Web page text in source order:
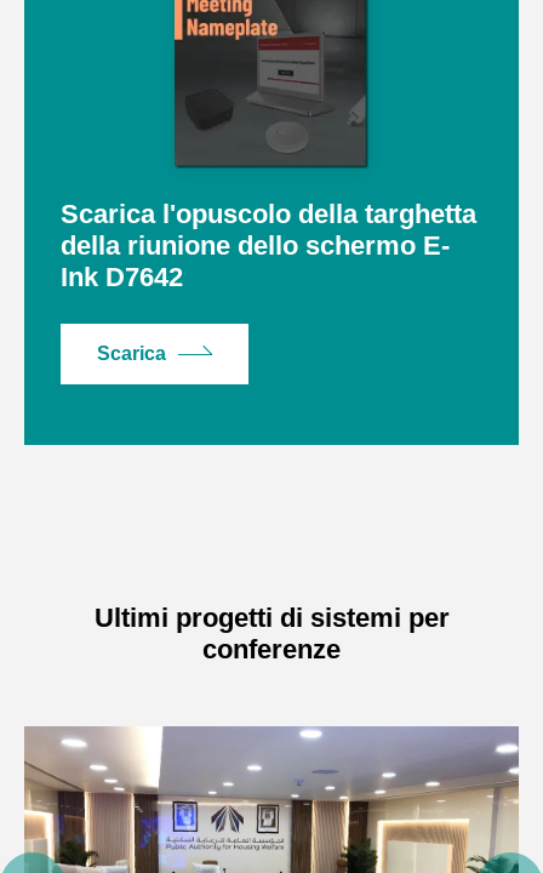
Scarica l'opuscolo della targhetta
della riunione dello schermo E-
Ink D7642
Scarica
Ultimi progetti di sistemi per
conferenze